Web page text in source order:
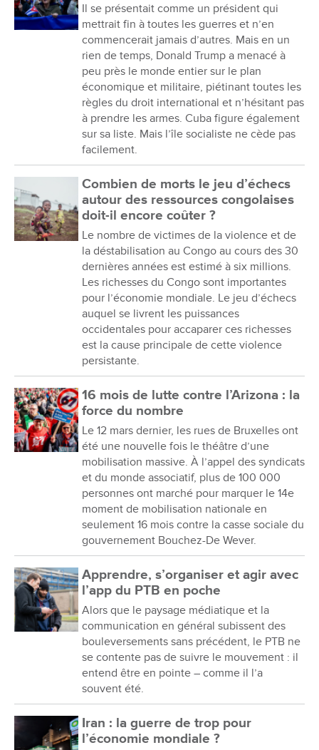
Il se présentait comme un président qui
mettrait fin à toutes les guerres et n’en
commencerait jamais d’autres. Mais en un
rien de temps, Donald Trump a menacé à
peu près le monde entier sur le plan
économique et militaire, piétinant toutes les
règles du droit international et n’hésitant pas
à prendre les armes. Cuba figure également
sur sa liste. Mais l’île socialiste ne cède pas
facilement.
Combien de morts le jeu d’échecs
autour des ressources congolaises
doit-il encore coûter ?
Le nombre de victimes de la violence et de
la déstabilisation au Congo au cours des 30
dernières années est estimé à six millions.
Les richesses du Congo sont importantes
pour l’économie mondiale. Le jeu d’échecs
auquel se livrent les puissances
occidentales pour accaparer ces richesses
est la cause principale de cette violence
persistante.
16 mois de lutte contre l’Arizona : la
force du nombre
Le 12 mars dernier, les rues de Bruxelles ont
été une nouvelle fois le théâtre d’une
mobilisation massive. À l’appel des syndicats
et du monde associatif, plus de 100 000
personnes ont marché pour marquer le 14e
moment de mobilisation nationale en
seulement 16 mois contre la casse sociale du
gouvernement Bouchez-De Wever.
Apprendre, s’organiser et agir avec
l’app du PTB en poche
Alors que le paysage médiatique et la
communication en général subissent des
bouleversements sans précédent, le PTB ne
se contente pas de suivre le mouvement : il
entend être en pointe – comme il l’a
souvent été.
Iran : la guerre de trop pour
l’économie mondiale ?